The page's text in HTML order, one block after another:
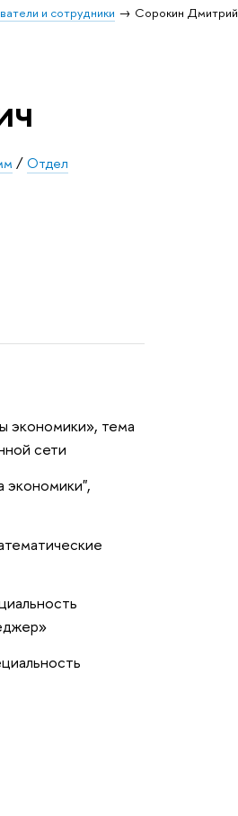
и сотрудники
Сорокин Дмитрий
/Отдел
экономики», тема
сети
экономики",